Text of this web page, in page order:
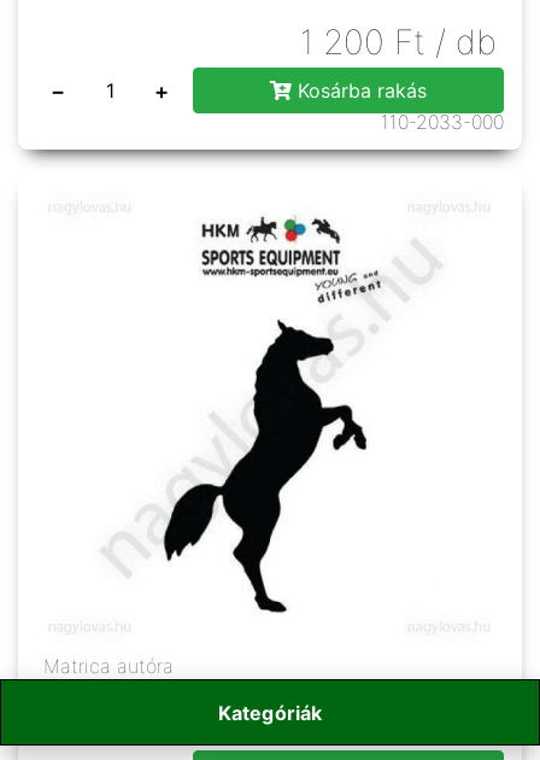
Kategóriák
1 200 Ft / db
− +
Kosárba rakás
110-2033-000
Matrica autóra
1 200